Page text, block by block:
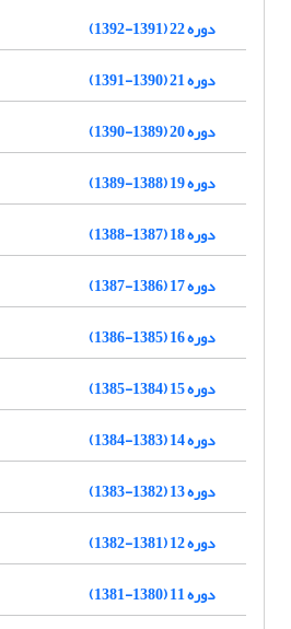
دوره 22 (1391-1392)
دوره 21 (1390-1391)
دوره 20 (1389-1390)
دوره 19 (1388-1389)
دوره 18 (1387-1388)
دوره 17 (1386-1387)
دوره 16 (1385-1386)
دوره 15 (1384-1385)
دوره 14 (1383-1384)
دوره 13 (1382-1383)
دوره 12 (1381-1382)
دوره 11 (1380-1381)